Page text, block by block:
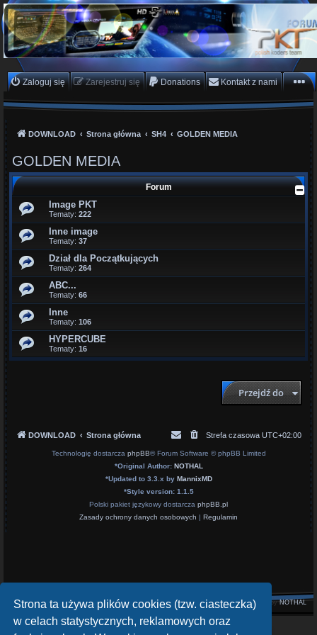
Strona ta używa plików cookies (tzw. ciasteczka)
w celach statystycznych, reklamowych oraz
PKTeam - Polish Koders
Team
Hyperion, Enigma, E2, PKT, listy kanałów, oscam
Zaloguj się Zarejestruj się Donations Kontakt z nami
DOWNLOAD Strona główna SH4 GOLDEN MEDIA
GOLDEN MEDIA
Forum
Image PKT
Tematy: 222
Inne image
Tematy: 37
Dział dla Początkujących
Tematy: 264
ABC...
Tematy: 66
Inne
Tematy: 106
HYPERCUBE
Tematy: 16
Przejdź do
DOWNLOAD Strona główna Strefa czasowa UTC+02:00
Technologię dostarcza phpBB® Forum Software © phpBB Limited
*Original Author: NOTHAL
*Updated to 3.3.x by MannixMD
*Style version: 1.1.5
Polski pakiet językowy dostarcza phpBB.pl
Zasady ochrony danych osobowych | Regulamin
Style byNOTHAL